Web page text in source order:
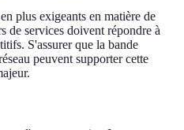
plus exigeants en matière de
de services doivent répondre à
S'assurer que la bande
peuvent supporter cette